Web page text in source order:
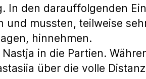
In den darauffolgenden
und mussten, teilweise
hinnehmen.
in die Partien.
über die volle